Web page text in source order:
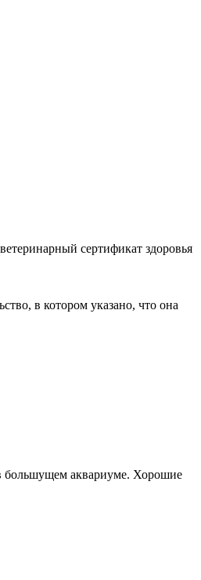
сертификат здоровья
в котором указано, что она
большущем аквариуме. Хорошие